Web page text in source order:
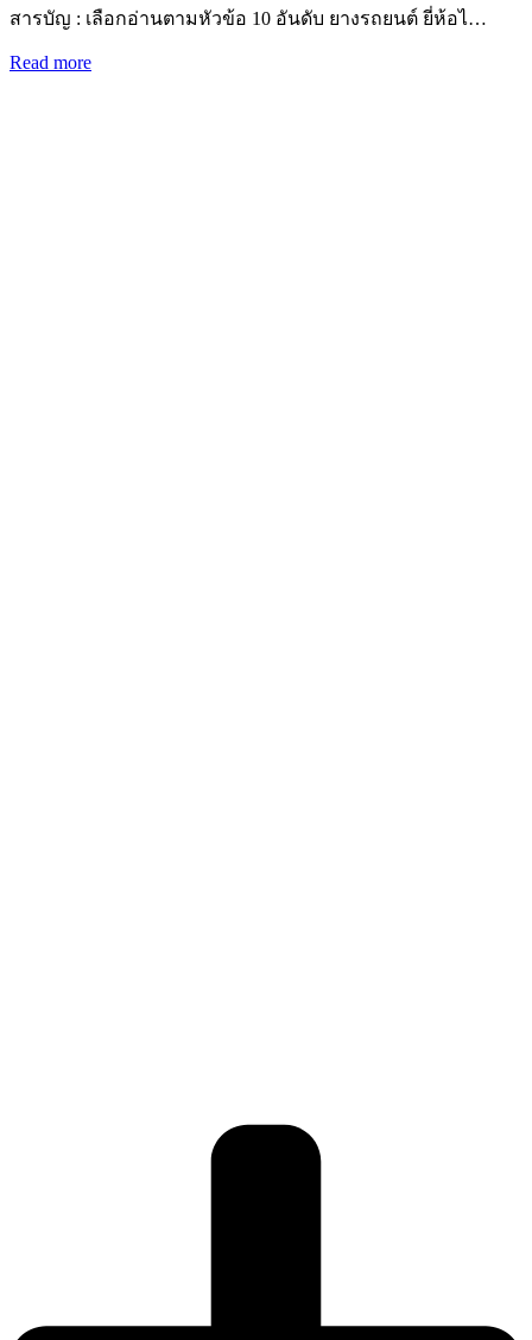
สารบัญ : เลือกอ่านตามหัวข้อ 10 อันดับ ยางรถยนต์ ยี่ห้อไ…
Read more